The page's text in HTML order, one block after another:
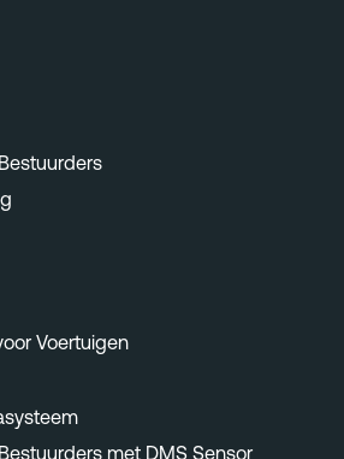
Voertuigen
met DMS Sensor